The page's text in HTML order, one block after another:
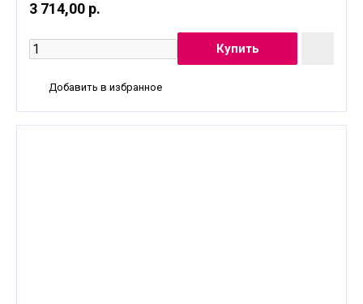
3 714,00 р.
Добавить в избранное